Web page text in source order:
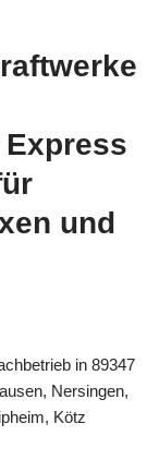
und
in 89347
Nersingen,
Kötz